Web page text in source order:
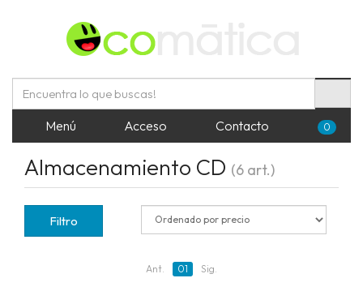
Menú Acceso Contacto 0
Almacenamiento CD (6 art.)
Filtro
Ant. 01 Sig.